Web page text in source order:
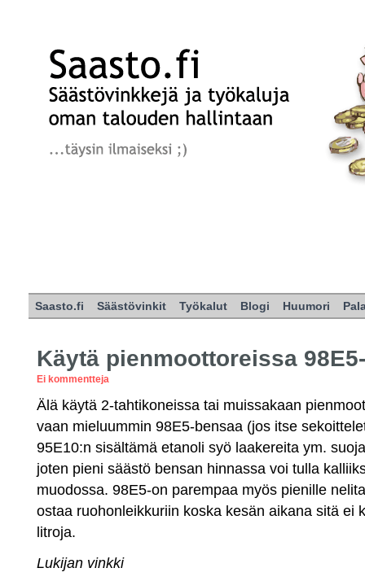
Saasto.fi Säästövinkit Työkalut Blogi Huumori
Käytä pienmoottoreissa
Ei kommentteja
Älä käytä 2-tahtikoneissa tai muissakaan
vaan mieluummin 98E5-bensaa (jos itse
95E10:n sisältämä etanoli syö laakereita ym.
joten pieni säästö bensan hinnassa voi tulla
muodossa. 98E5-on parempaa myös pienille
ostaa ruohonleikkuriin koska kesän aikana sitä ei
litroja.
Lukijan vinkki